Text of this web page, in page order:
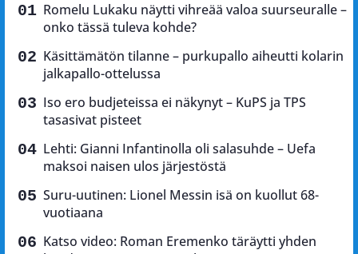
Romelu Lukaku näytti vihreää valoa suurseuralle –
onko tässä tuleva kohde?
Käsittämätön tilanne – purkupallo aiheutti kolarin
jalkapallo-ottelussa
Iso ero budjeteissa ei näkynyt – KuPS ja TPS
tasasivat pisteet
Lehti: Gianni Infantinolla oli salasuhde – Uefa
maksoi naisen ulos järjestöstä
Suru-uutinen: Lionel Messin isä on kuollut 68-
vuotiaana
Katso video: Roman Eremenko täräytti yhden